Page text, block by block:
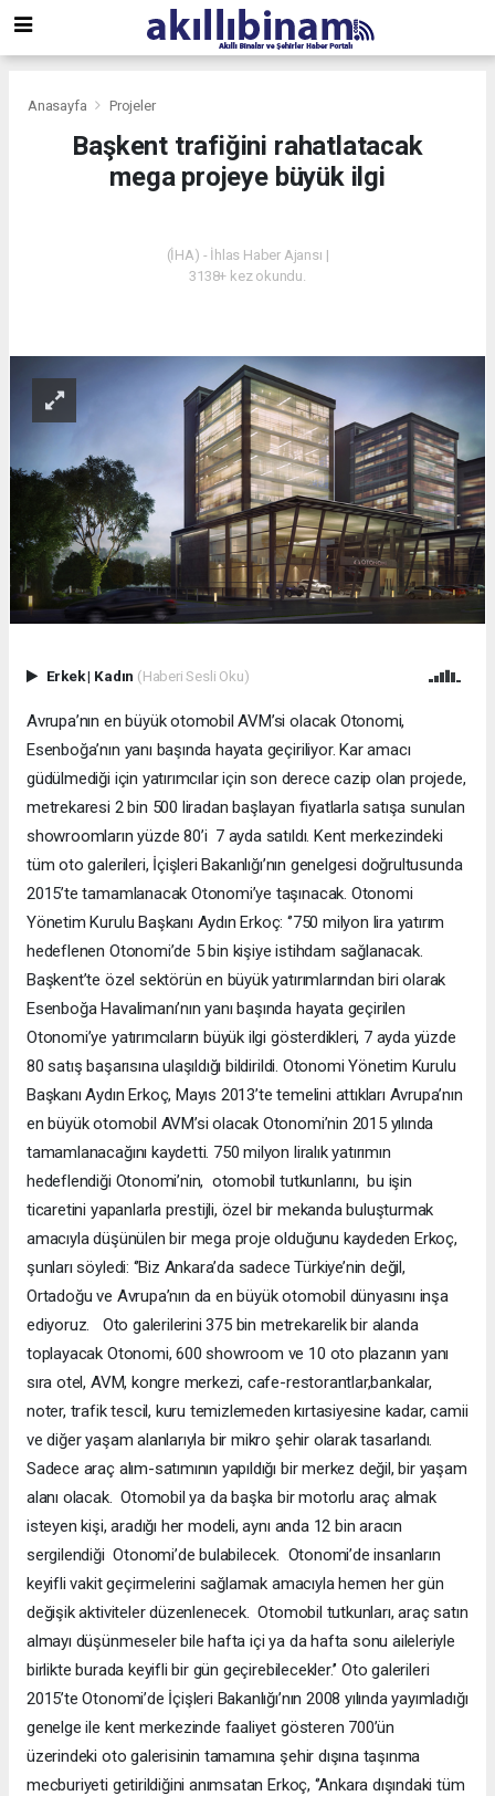
Anasayfa Projeler
Başkent trafiğini rahatlatacak
mega projeye büyük ilgi
(İHA) - İhlas Haber Ajansı |
3138+ kez okundu.
Erkek| Kadın (Haberi Sesli Oku)
Avrupa’nın en büyük otomobil AVM’si olacak Otonomi,
Esenboğa’nın yanı başında hayata geçiriliyor. Kar amacı
güdülmediği için yatırımcılar için son derece cazip olan projede,
metrekaresi 2 bin 500 liradan başlayan fiyatlarla satışa sunulan
showroomların yüzde 80’i 7 ayda satıldı. Kent merkezindeki
tüm oto galerileri, İçişleri Bakanlığı’nın genelgesi doğrultusunda
2015’te tamamlanacak Otonomi’ye taşınacak. Otonomi
Yönetim Kurulu Başkanı Aydın Erkoç: ‘’750 milyon lira yatırım
hedeflenen Otonomi’de 5 bin kişiye istihdam sağlanacak.
Başkent’te özel sektörün en büyük yatırımlarından biri olarak
Esenboğa Havalimanı’nın yanı başında hayata geçirilen
Otonomi’ye yatırımcıların büyük ilgi gösterdikleri, 7 ayda yüzde
80 satış başarısına ulaşıldığı bildirildi. Otonomi Yönetim Kurulu
Başkanı Aydın Erkoç, Mayıs 2013’te temelini attıkları Avrupa’nın
en büyük otomobil AVM’si olacak Otonomi’nin 2015 yılında
tamamlanacağını kaydetti. 750 milyon liralık yatırımın
hedeflendiği Otonomi’nin, otomobil tutkunlarını, bu işin
ticaretini yapanlarla prestijli, özel bir mekanda buluşturmak
amacıyla düşünülen bir mega proje olduğunu kaydeden Erkoç,
şunları söyledi: ‘’Biz Ankara’da sadece Türkiye’nin değil,
Ortadoğu ve Avrupa’nın da en büyük otomobil dünyasını inşa
ediyoruz. Oto galerilerini 375 bin metrekarelik bir alanda
toplayacak Otonomi, 600 showroom ve 10 oto plazanın yanı
sıra otel, AVM, kongre merkezi, cafe-restorantlar,bankalar,
noter, trafik tescil, kuru temizlemeden kırtasiyesine kadar, camii
ve diğer yaşam alanlarıyla bir mikro şehir olarak tasarlandı.
Sadece araç alım-satımının yapıldığı bir merkez değil, bir yaşam
alanı olacak. Otomobil ya da başka bir motorlu araç almak
isteyen kişi, aradığı her modeli, aynı anda 12 bin aracın
sergilendiği Otonomi’de bulabilecek. Otonomi’de insanların
keyifli vakit geçirmelerini sağlamak amacıyla hemen her gün
değişik aktiviteler düzenlenecek. Otomobil tutkunları, araç satın
almayı düşünmeseler bile hafta içi ya da hafta sonu aileleriyle
birlikte burada keyifli bir gün geçirebilecekler.’’ Oto galerileri
2015’te Otonomi’de İçişleri Bakanlığı’nın 2008 yılında yayımladığı
genelge ile kent merkezinde faaliyet gösteren 700’ün
üzerindeki oto galerisinin tamamına şehir dışına taşınma
mecburiyeti getirildiğini anımsatan Erkoç, ‘’Ankara dışındaki tüm